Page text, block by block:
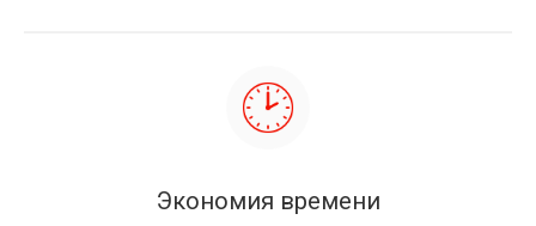
Экономия времени